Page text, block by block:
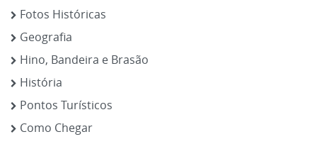
Fotos Históricas
Geografia
Hino, Bandeira e Brasão
História
Pontos Turísticos
Como Chegar